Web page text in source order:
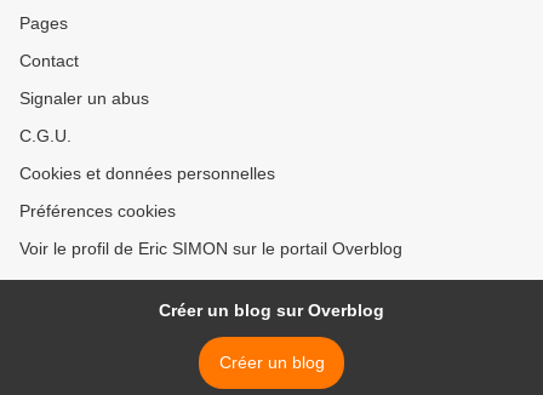
Pages
Contact
Signaler un abus
C.G.U.
Cookies et données personnelles
Préférences cookies
Voir le profil de Eric SIMON sur le portail Overblog
Créer un blog sur Overblog
Créer un blog